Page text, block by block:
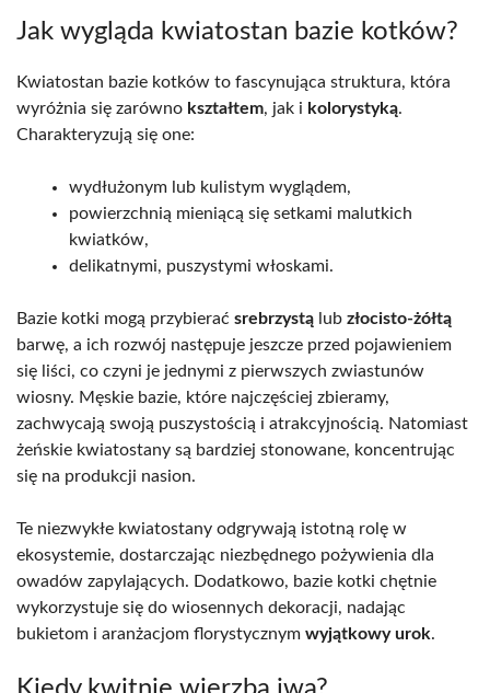
Jak wygląda kwiatostan bazie kotków?
Kwiatostan bazie kotków to fascynująca struktura, która
wyróżnia się zarówno kształtem, jak i kolorystyką.
Charakteryzują się one:
wydłużonym lub kulistym wyglądem,
powierzchnią mieniącą się setkami malutkich
kwiatków,
delikatnymi, puszystymi włoskami.
Bazie kotki mogą przybierać srebrzystą lub złocisto-żółtą
barwę, a ich rozwój następuje jeszcze przed pojawieniem
się liści, co czyni je jednymi z pierwszych zwiastunów
wiosny. Męskie bazie, które najczęściej zbieramy,
zachwycają swoją puszystością i atrakcyjnością. Natomiast
żeńskie kwiatostany są bardziej stonowane, koncentrując
się na produkcji nasion.
Te niezwykłe kwiatostany odgrywają istotną rolę w
ekosystemie, dostarczając niezbędnego pożywienia dla
owadów zapylających. Dodatkowo, bazie kotki chętnie
wykorzystuje się do wiosennych dekoracji, nadając
bukietom i aranżacjom florystycznym wyjątkowy urok.